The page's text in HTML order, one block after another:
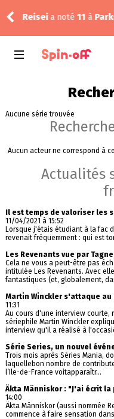
Reiseia noté11à
Aucune série trouvée
Aucun acteur ne correspond à
Actualités
Il est temps de valoriser les
11/04/2021 à 15:52
Lorsque j'étais étudiant à la fac
revenait fréquemment : qui est
Les Revenants vue par
Cela ne vous a peut-être pas
intitulée Les Revenants. Avec
fantastiques (et, globalement,
Martin Winckler s'attaque
11:31
Au cours d'une interview courte,
sériephile Martin Winckler
interview qu'il a réalisé à
Série Series, un nouvel
Trois mois après Séries Mania,
laquellebon nombre de
l’Ile-de-France voitapparaîtr...
Äkta Människor : "J'ai écrit
14:00
Äkta Människor (aussi nommée
commence à faire sensation